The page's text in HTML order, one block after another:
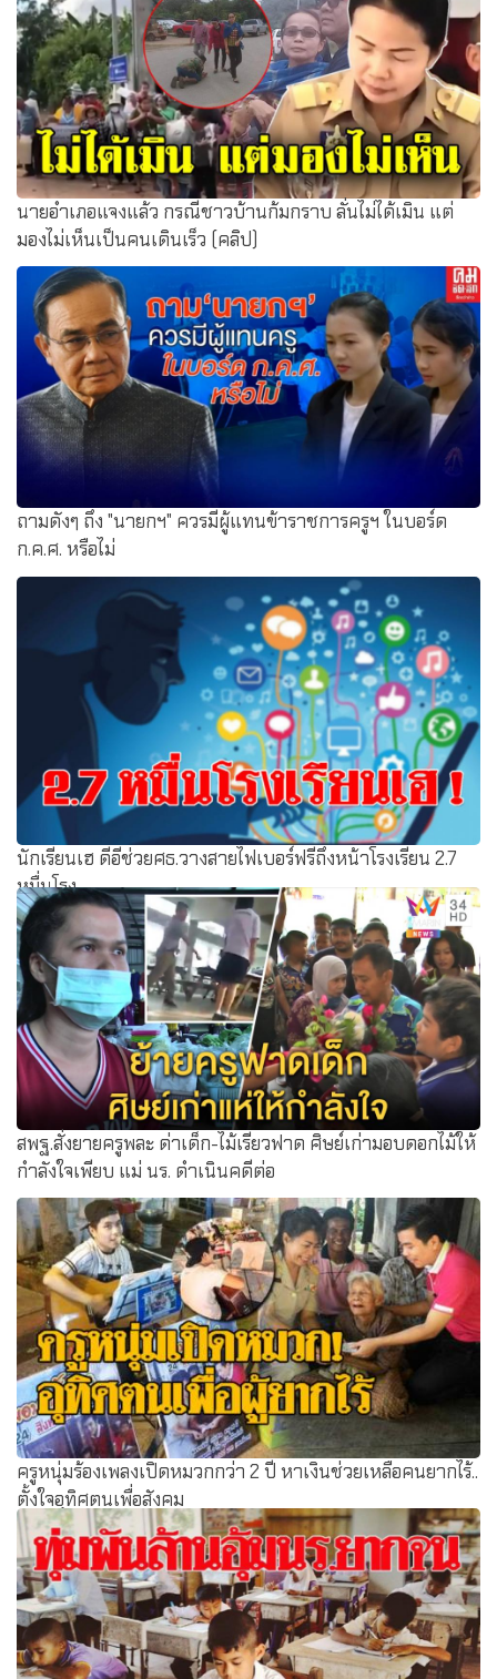
นายอำเภอแจงแล้ว กรณีชาวบ้านก้มกราบ ลั่นไม่ได้เมิน แต่
มองไม่เห็นเป็นคนเดินเร็ว (คลิป)
ถามดังๆ ถึง "นายกฯ" ควรมีผู้แทนข้าราชการครูฯ ในบอร์ด
ก.ค.ศ. หรือไม่
นักเรียนเฮ ดีอีช่วยศธ.วางสายไฟเบอร์ฟรีถึงหน้าโรงเรียน 2.7
หมื่นโรง
สพฐ.สั่งยายครูพละ ด่าเด็ก-ไม้เรียวฟาด ศิษย์เก่ามอบดอกไม้ให้
กำลังใจเพียบ แม่ นร. ดำเนินคดีต่อ
ครูหนุ่มร้องเพลงเปิดหมวกกว่า 2 ปี หาเงินช่วยเหลือคนยากไร้..
ตั้งใจอุทิศตนเพื่อสังคม